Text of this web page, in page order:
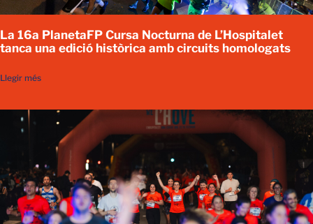
La 16a PlanetaFP Cursa Nocturna de L’Hospitalet
tanca una edició històrica amb circuits homologats
Llegir més